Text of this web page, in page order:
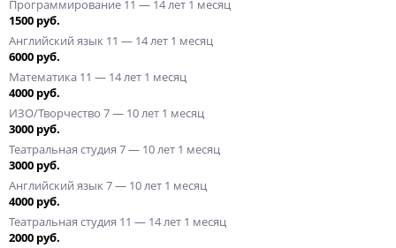
Программирование 11 — 14 лет 1 месяц
1500 руб.
Английский язык 11 — 14 лет 1 месяц
6000 руб.
Математика 11 — 14 лет 1 месяц
4000 руб.
ИЗО/Творчество 7 — 10 лет 1 месяц
3000 руб.
Театральная студия 7 — 10 лет 1 месяц
3000 руб.
Английский язык 7 — 10 лет 1 месяц
4000 руб.
Театральная студия 11 — 14 лет 1 месяц
2000 руб.